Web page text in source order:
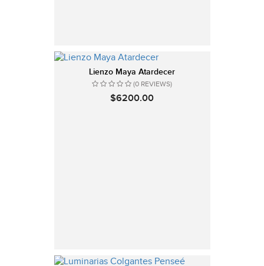
Lienzo Maya Atardecer
(0 REVIEWS)
$6200.00